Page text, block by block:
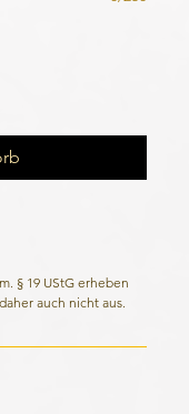
§ 19 UStG erheben
auch nicht aus.